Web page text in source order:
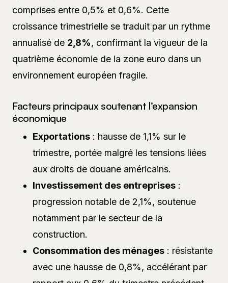
comprises entre 0,5% et 0,6%. Cette
croissance trimestrielle se traduit par un rythme
annualisé de 2,8%, confirmant la vigueur de la
quatrième économie de la zone euro dans un
environnement européen fragile.
Facteurs principaux soutenant l’expansion
économique
Exportations : hausse de 1,1% sur le
trimestre, portée malgré les tensions liées
aux droits de douane américains.
Investissement des entreprises :
progression notable de 2,1%, soutenue
notamment par le secteur de la
construction.
Consommation des ménages : résistante
avec une hausse de 0,8%, accélérant par